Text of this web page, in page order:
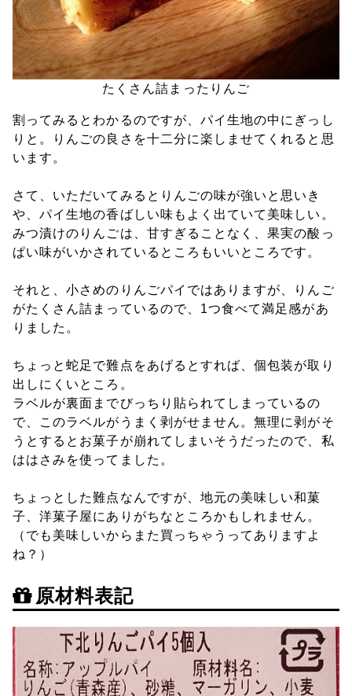
たくさん詰まったりんご
割ってみるとわかるのですが、パイ生地の中にぎっし
りと。りんごの良さを十二分に楽しませてくれると思
います。
さて、いただいてみるとりんごの味が強いと思いき
や、パイ生地の香ばしい味もよく出ていて美味しい。
みつ漬けのりんごは、甘すぎることなく、果実の酸っ
ぱい味がいかされているところもいいところです。
それと、小さめのりんごパイではありますが、りんご
がたくさん詰まっているので、1つ食べて満足感があ
りました。
ちょっと蛇足で難点をあげるとすれば、個包装が取り
出しにくいところ。
ラベルが裏面までびっちり貼られてしまっているの
で、このラベルがうまく剥がせません。無理に剥がそ
うとするとお菓子が崩れてしまいそうだったので、私
ははさみを使ってました。
ちょっとした難点なんですが、地元の美味しい和菓
子、洋菓子屋にありがちなところかもしれません。
（でも美味しいからまた買っちゃうってありますよ
ね？）
原材料表記